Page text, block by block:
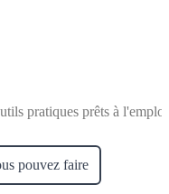
pratiques prêts à
pouvez faire